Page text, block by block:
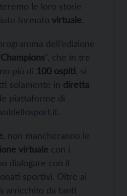
le loro storie
formato virtuale.
dell’edizione
“, che in tre
più di 100 ospiti , si
solamente in diretta
piattaforme di
.
, non mancheranno le
virtuale con i
dialogare con il
sportivi. Oltre ai
arricchito da tanti